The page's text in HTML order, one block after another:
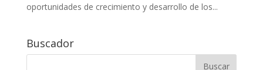
oportunidades de crecimiento y desarrollo de los...
Buscador
Buscar: